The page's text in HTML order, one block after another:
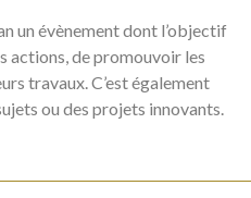
un évènement dont l’objectif
actions, de promouvoir les
travaux. C’est également
ou des projets innovants.